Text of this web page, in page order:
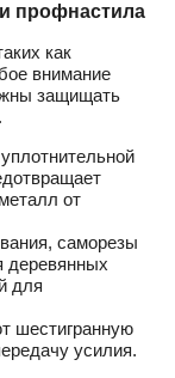
профнастила
как
внимание
защищать
от
саморезы
деревянных
для
шестигранную
усилия.